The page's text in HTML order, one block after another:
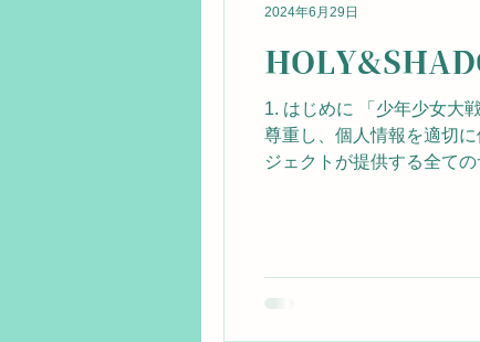
1. はじめに 「少年少女大
尊重し、個人情報を適切
ジェクトが提供する全て
2024年6月29日